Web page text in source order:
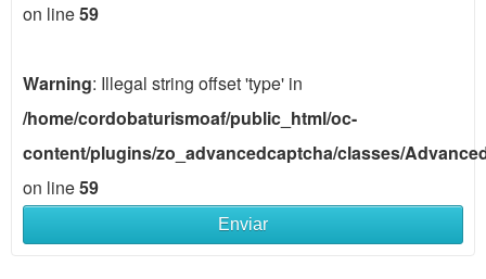
on line59
Warning: Illegal string offset 'type' in
/home/cordobaturismoaf/public_html/oc-
content/plugins/zo_advancedcaptcha/classes/
on line59
Enviar